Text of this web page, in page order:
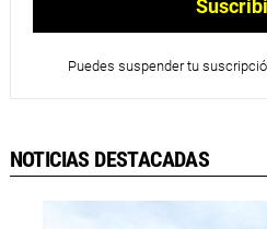
Puedes suspender tu
NOTICIAS DESTACADAS